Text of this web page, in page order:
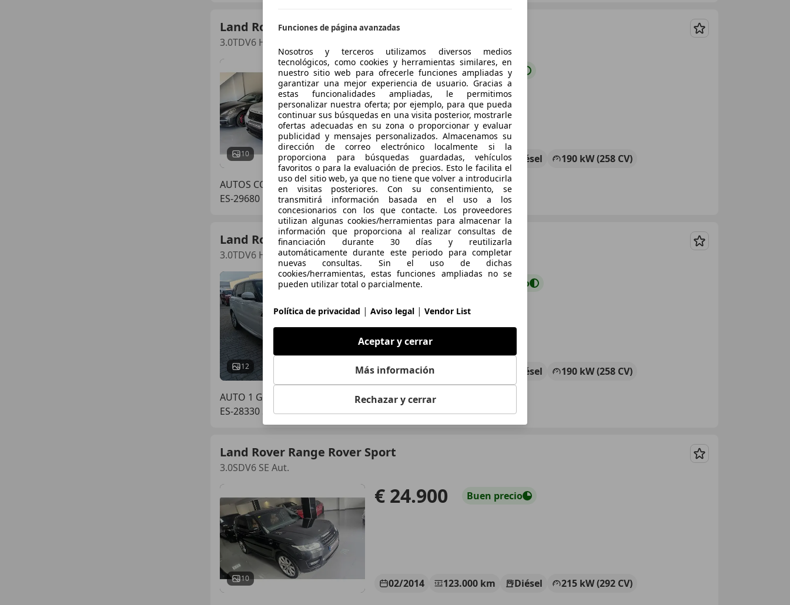
Land Rover Range Rover Sport
3.0TDV6 HSE Aut.
Guardar
10
€ 23.900 Preciojusto
06/2014 185.000 km Diésel
190 kW (258 CV)
AUTOS COZAR ESTEPONA S.L.
ES-29680 ESTEPONA
Land Rover Range Rover Sport
3.0TDV6 HSE Aut.
Guardar
12
€ 22.0001 justo
08/2014 Diésel
190 kW (258 CV)
AUTO 1 GESTION INTEGRAL, S.L.
ES-28330 SAN MARTIN DE LA VEGA
Land Rover Range Rover Sport
3.0SDV6 SE Aut.
Guardar
10
€ 24.900 Buen precio
02/2014 123.000 km Diésel
215 kW (292 CV)
Funciones de página avanzadas
Nosotros y terceros utilizamos diversos medios
tecnológicos, como cookies y herramientas similares, en
nuestro sitio web para ofrecerle funciones ampliadas y
garantizar una mejor experiencia de usuario. Gracias a
estas funcionalidades ampliadas, le permitimos
personalizar nuestra oferta; por ejemplo, para que pueda
continuar sus búsquedas en una visita posterior, mostrarle
ofertas adecuadas en su zona o proporcionar y evaluar
publicidad y mensajes personalizados. Almacenamos su
dirección de correo electrónico localmente si la
proporciona para búsquedas guardadas, vehículos
favoritos o para la evaluación de precios. Esto le facilita el
uso del sitio web, ya que no tiene que volver a introducirla
en visitas posteriores. Con su consentimiento, se
transmitirá información basada en el uso a los
concesionarios con los que contacte. Los proveedores
utilizan algunas cookies/herramientas para almacenar la
información que proporciona al realizar consultas de
financiación durante 30 días y reutilizarla
automáticamente durante este periodo para completar
nuevas consultas. Sin el uso de dichas
cookies/herramientas, estas funciones ampliadas no se
pueden utilizar total o parcialmente.
Política de privacidad | Aviso legal | Vendor List
Aceptar y cerrar
Más información
Rechazar y cerrar